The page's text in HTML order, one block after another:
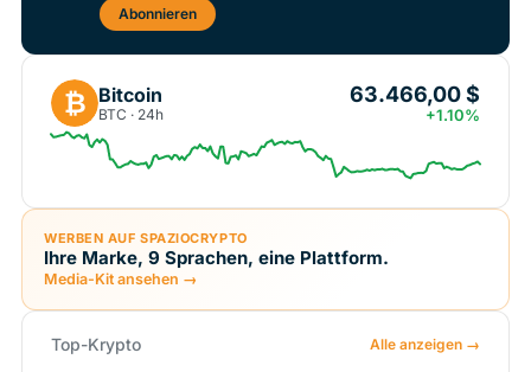
Abonnieren
₿ Bitcoin
BTC · 24h
63.466,00 $
+1.10%
WERBEN AUF SPAZIOCRYPTO
Ihre Marke, 9 Sprachen, eine Plattform.
Media-Kit ansehen →
Top-Krypto Alle anzeigen →